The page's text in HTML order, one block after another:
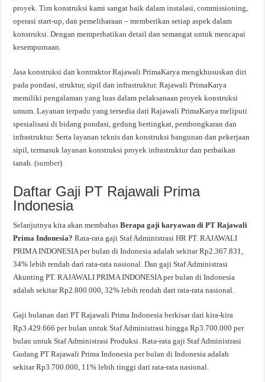
proyek. Tim konstruksi kami sangat baik dalam instalasi, commissioning,
operasi start-up, dan pemeliharaan – memberikan setiap aspek dalam
konstruksi. Dengan memperhatikan detail dan semangat untuk mencapai
kesempurnaan.
Jasa konstruksi dan kontraktor Rajawali PrimaKarya mengkhususkan diri
pada pondasi, struktur, sipil dan infrastruktur. Rajawali PrimaKarya
memiliki pengalaman yang luas dalam pelaksanaan proyek konstruksi
umum. Layanan terpadu yang tersedia dari Rajawali PrimaKarya meliputi
spesialisasi di bidang pondasi, gedung bertingkat, pembongkaran dan
infrastruktur. Serta layanan teknis dan konstruksi bangunan dan pekerjaan
sipil, termasuk layanan konstruksi proyek infrastruktur dan perbaikan
tanah. (sumber)
Daftar Gaji PT Rajawali Prima
Indonesia
Selanjutnya kita akan membahasBerapa gaji karyawan di PT Rajawali
Prima Indonesia?Rata-rata gaji Staf Administrasi HR PT. RAJAWALI
PRIMA INDONESIA per bulan di Indonesia adalah sekitar Rp2.367.831,
34% lebih rendah dari rata-rata nasional. Dan gaji Staf Administrasi
Akunting PT. RAJAWALI PRIMA INDONESIA per bulan di Indonesia
adalah sekitar Rp2.800.000, 32% lebih rendah dari rata-rata nasional.
Gaji bulanan dari PT Rajawali Prima Indonesia berkisar dari kira-kira
Rp3.429.666 per bulan untuk Staf Administrasi hingga Rp3.700.000 per
bulan untuk Staf Administrasi Produksi. Rata-rata gaji Staf Administrasi
Gudang PT Rajawali Prima Indonesia per bulan di Indonesia adalah
sekitar Rp3.700.000, 11% lebih tinggi dari rata-rata nasional.